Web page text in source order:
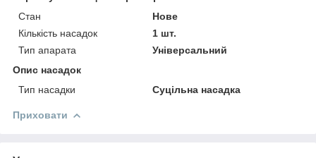
Стан
Нове
Кількість насадок
1 шт.
Тип апарата
Універсальний
Опис насадок
Тип насадки
Суцільна насадка
Приховати